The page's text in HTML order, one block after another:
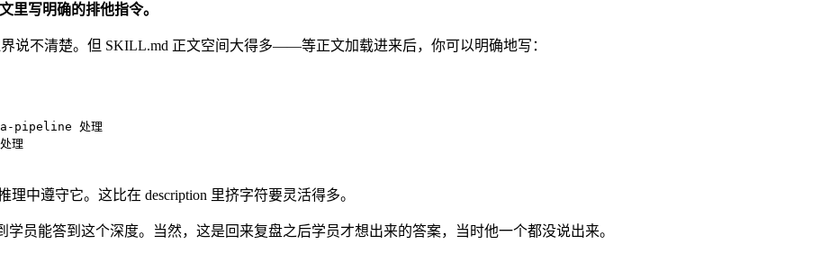
里写明确的排他指令。
说不清楚。但 SKILL.md 正文空间大得多——等正文加载进来后，你可以明确地写：
pipeline 处理
理
中遵守它。这比在 description 里挤字符要灵活得多。
员能答到这个深度。当然，这是回来复盘之后学员才想出来的答案，当时他一个都没说出来。